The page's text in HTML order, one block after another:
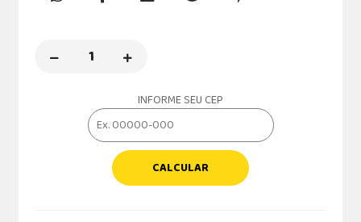
INFORME SEU CEP
CALCULAR